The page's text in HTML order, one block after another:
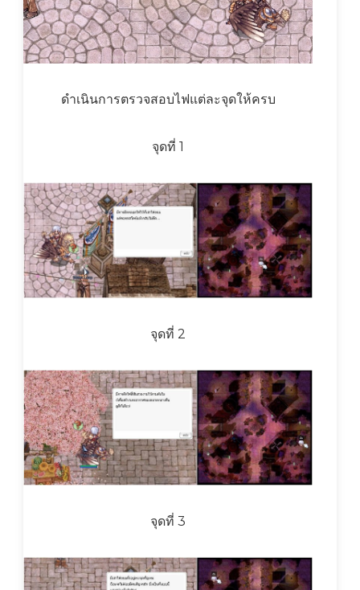
ดำเนินการตรวจสอบไฟแต่ละจุดให้ครบ
จุดที่ 1
จุดที่ 2
จุดที่ 3